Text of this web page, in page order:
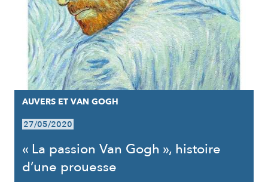
AUVERS ET VAN GOGH
27/05/2020
« La passion Van Gogh », histoire
d’une prouesse